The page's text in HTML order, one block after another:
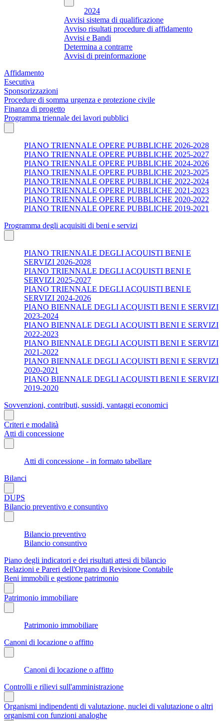
2024
Avvisi sistema di qualificazione
Avviso risultati procedure di affidamento
Avvisi e Bandi
Determina a contrarre
Avvisi di preinformazione
Affidamento
Esecutiva
Sponsorizzazioni
Procedure di somma urgenza e protezione civile
Finanza di progetto
Programma triennale dei lavori pubblici
PIANO TRIENNALE OPERE PUBBLICHE 2026-2028
PIANO TRIENNALE OPERE PUBBLICHE 2025-2027
PIANO TRIENNALE OPERE PUBBLICHE 2024-2026
PIANO TRIENNALE OPERE PUBBLICHE 2023-2025
PIANO TRIENNALE OPERE PUBBLICHE 2022-2024
PIANO TRIENNALE OPERE PUBBLICHE 2021-2023
PIANO TRIENNALE OPERE PUBBLICHE 2020-2022
PIANO TRIENNALE OPERE PUBBLICHE 2019-2021
Programma degli acquisiti di beni e servizi
PIANO TRIENNALE DEGLI ACQUISTI BENI E
SERVIZI 2026-2028
PIANO TRIENNALE DEGLI ACQUISTI BENI E
SERVIZI 2025-2027
PIANO TRIENNALE DEGLI ACQUISTI BENI E
SERVIZI 2024-2026
PIANO BIENNALE DEGLI ACQUISTI BENI E SERVIZI
2023-2024
PIANO BIENNALE DEGLI ACQUISTI BENI E SERVIZI
2022-2023
PIANO BIENNALE DEGLI ACQUISTI BENI E SERVIZI
2021-2022
PIANO BIENNALE DEGLI ACQUISTI BENI E SERVIZI
2020-2021
PIANO BIENNALE DEGLI ACQUISTI BENI E SERVIZI
2019-2020
Sovvenzioni, contributi, sussidi, vantaggi economici
Criteri e modalità
Atti di concessione
Atti di concessione - in formato tabellare
Bilanci
DUPS
Bilancio preventivo e consuntivo
Bilancio preventivo
Bilancio consuntivo
Piano degli indicatori e dei risultati attesi di bilancio
Relazioni e Pareri dell'Organo di Revisione Contabile
Beni immobili e gestione patrimonio
Patrimonio immobiliare
Patrimonio immobiliare
Canoni di locazione o affitto
Canoni di locazione o affitto
Controlli e rilievi sull'amministrazione
Organismi indipendenti di valutazione, nuclei di valutazione o altri
organismi con funzioni analoghe